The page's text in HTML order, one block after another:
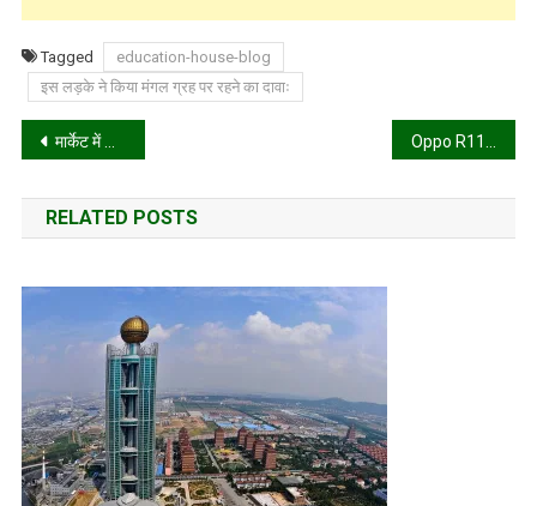
Tagged
education-house-blog
इस लड़के ने किया मंगल ग्रह पर रहने का दावाः
Post
navigation
मार्केट में आने वाली है 1 पहिए वाली बाइक!
RELATED POSTS